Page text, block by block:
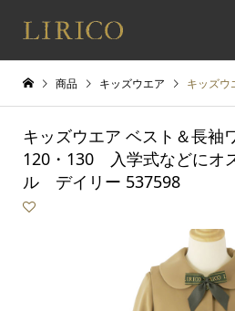
商品 キッズウエア キッズウエア ベスト＆長
キッズウエア ベスト＆長袖
120・130 入学式などにオ
ル デイリー 537598